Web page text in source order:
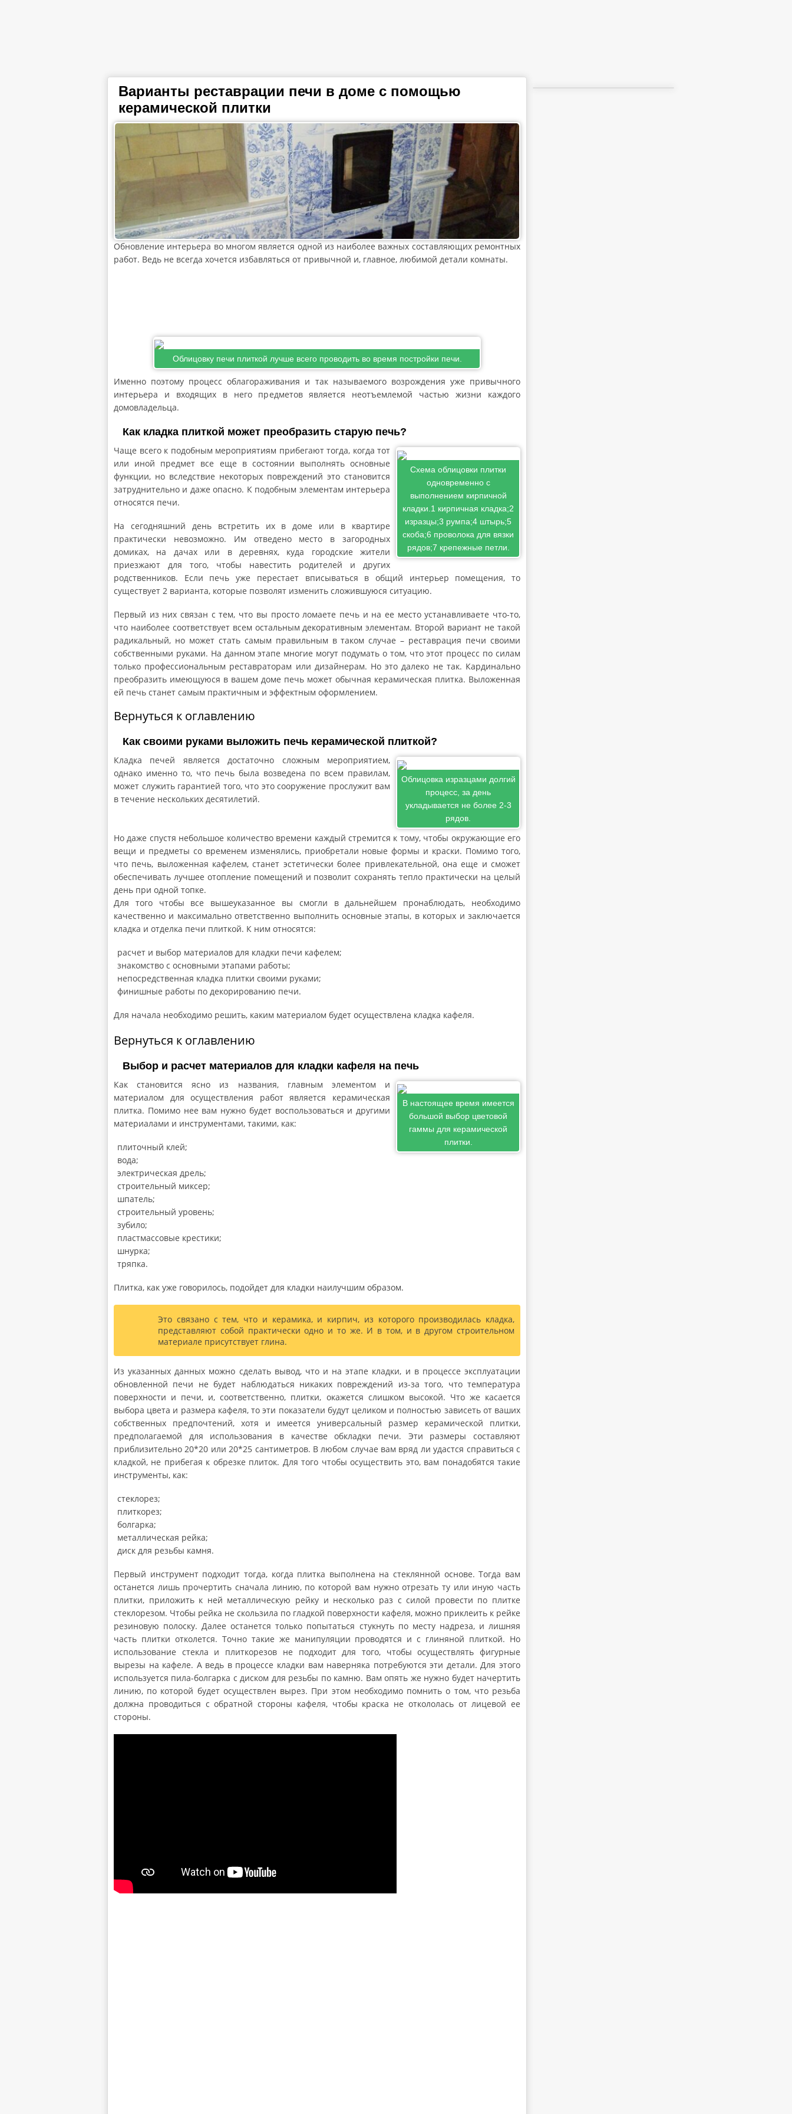
Варианты реставрации печи в доме с помощью
керамической плитки
Обновление интерьера во многом является одной из наиболее важных составляющих ремонтных
работ. Ведь не всегда хочется избавляться от привычной и, главное, любимой детали комнаты.
Облицовку печи плиткой лучше всего проводить во время постройки печи.
Именно поэтому процесс облагораживания и так называемого возрождения уже привычного
интерьера и входящих в него предметов является неотъемлемой частью жизни каждого
домовладельца.
Как кладка плиткой может преобразить старую печь?
Схема облицовки плитки
одновременно с
выполнением кирпичной
кладки.1 кирпичная кладка;2
изразцы;3 румпа;4 штырь;5
скоба;6 проволока для вязки
рядов;7 крепежные петли.
Чаще всего к подобным мероприятиям прибегают тогда, когда тот
или иной предмет все еще в состоянии выполнять основные
функции, но вследствие некоторых повреждений это становится
затруднительно и даже опасно. К подобным элементам интерьера
относятся печи.
На сегодняшний день встретить их в доме или в квартире
практически невозможно. Им отведено место в загородных
домиках, на дачах или в деревнях, куда городские жители
приезжают для того, чтобы навестить родителей и других
родственников. Если печь уже перестает вписываться в общий интерьер помещения, то
существует 2 варианта, которые позволят изменить сложившуюся ситуацию.
Первый из них связан с тем, что вы просто ломаете печь и на ее место устанавливаете что-то,
что наиболее соответствует всем остальным декоративным элементам. Второй вариант не такой
радикальный, но может стать самым правильным в таком случае – реставрация печи своими
собственными руками. На данном этапе многие могут подумать о том, что этот процесс по силам
только профессиональным реставраторам или дизайнерам. Но это далеко не так. Кардинально
преобразить имеющуюся в вашем доме печь может обычная керамическая плитка. Выложенная
ей печь станет самым практичным и эффектным оформлением.
Вернуться к оглавлению
Как своими руками выложить печь керамической плиткой?
Облицовка изразцами долгий
процесс, за день
укладывается не более 2-3
рядов.
Кладка печей является достаточно сложным мероприятием,
однако именно то, что печь была возведена по всем правилам,
может служить гарантией того, что это сооружение прослужит вам
в течение нескольких десятилетий.
Но даже спустя небольшое количество времени каждый стремится к тому, чтобы окружающие его
вещи и предметы со временем изменялись, приобретали новые формы и краски. Помимо того,
что печь, выложенная кафелем, станет эстетически более привлекательной, она еще и сможет
обеспечивать лучшее отопление помещений и позволит сохранять тепло практически на целый
день при одной топке.
Для того чтобы все вышеуказанное вы смогли в дальнейшем пронаблюдать, необходимо
качественно и максимально ответственно выполнить основные этапы, в которых и заключается
кладка и отделка печи плиткой. К ним относятся:
расчет и выбор материалов для кладки печи кафелем;
знакомство с основными этапами работы;
непосредственная кладка плитки своими руками;
финишные работы по декорированию печи.
Для начала необходимо решить, каким материалом будет осуществлена кладка кафеля.
Вернуться к оглавлению
Выбор и расчет материалов для кладки кафеля на печь
В настоящее время имеется
большой выбор цветовой
гаммы для керамической
плитки.
Как становится ясно из названия, главным элементом и
материалом для осуществления работ является керамическая
плитка. Помимо нее вам нужно будет воспользоваться и другими
материалами и инструментами, такими, как:
плиточный клей;
вода;
электрическая дрель;
строительный миксер;
шпатель;
строительный уровень;
зубило;
пластмассовые крестики;
шнурка;
тряпка.
Плитка, как уже говорилось, подойдет для кладки наилучшим образом.
Это связано с тем, что и керамика, и кирпич, из которого производилась кладка,
представляют собой практически одно и то же. И в том, и в другом строительном
материале присутствует глина.
Из указанных данных можно сделать вывод, что и на этапе кладки, и в процессе эксплуатации
обновленной печи не будет наблюдаться никаких повреждений из-за того, что температура
поверхности и печи, и, соответственно, плитки, окажется слишком высокой. Что же касается
выбора цвета и размера кафеля, то эти показатели будут целиком и полностью зависеть от ваших
собственных предпочтений, хотя и имеется универсальный размер керамической плитки,
предполагаемой для использования в качестве обкладки печи. Эти размеры составляют
приблизительно 20*20 или 20*25 сантиметров. В любом случае вам вряд ли удастся справиться с
кладкой, не прибегая к обрезке плиток. Для того чтобы осуществить это, вам понадобятся такие
инструменты, как:
стеклорез;
плиткорез;
болгарка;
металлическая рейка;
диск для резьбы камня.
Первый инструмент подходит тогда, когда плитка выполнена на стеклянной основе. Тогда вам
останется лишь прочертить сначала линию, по которой вам нужно отрезать ту или иную часть
плитки, приложить к ней металлическую рейку и несколько раз с силой провести по плитке
стеклорезом. Чтобы рейка не скользила по гладкой поверхности кафеля, можно приклеить к рейке
резиновую полоску. Далее останется только попытаться стукнуть по месту надреза, и лишняя
часть плитки отколется. Точно такие же манипуляции проводятся и с глиняной плиткой. Но
использование стекла и плиткорезов не подходит для того, чтобы осуществлять фигурные
вырезы на кафеле. А ведь в процессе кладки вам наверняка потребуются эти детали. Для этого
используется пила-болгарка с диском для резьбы по камню. Вам опять же нужно будет начертить
линию, по которой будет осуществлен вырез. При этом необходимо помнить о том, что резьба
должна проводиться с обратной стороны кафеля, чтобы краска не откололась от лицевой ее
стороны.